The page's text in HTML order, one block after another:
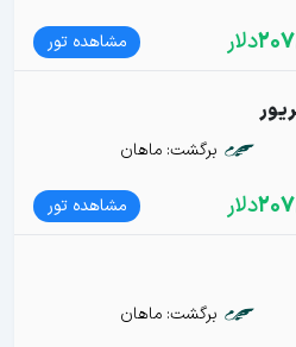
207دلار مشاهده تور
برگشت: ماهان
207دلار مشاهده تور
برگشت: ماهان